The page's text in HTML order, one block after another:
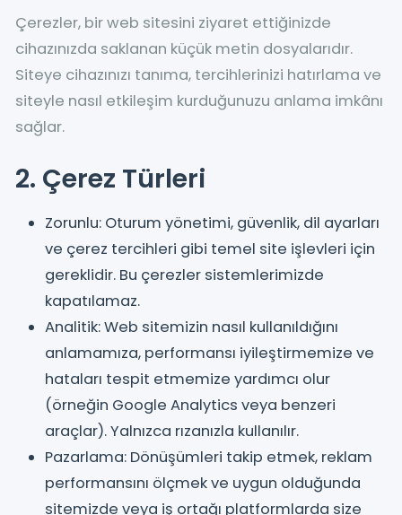
Çerezler, bir web sitesini ziyaret ettiğinizde
cihazınızda saklanan küçük metin dosyalarıdır.
Siteye cihazınızı tanıma, tercihlerinizi hatırlama ve
siteyle nasıl etkileşim kurduğunuzu anlama imkânı
sağlar.
2. Çerez Türleri
Zorunlu: Oturum yönetimi, güvenlik, dil ayarları
ve çerez tercihleri gibi temel site işlevleri için
gereklidir. Bu çerezler sistemlerimizde
kapatılamaz.
Analitik: Web sitemizin nasıl kullanıldığını
anlamamıza, performansı iyileştirmemize ve
hataları tespit etmemize yardımcı olur
(örneğin Google Analytics veya benzeri
araçlar). Yalnızca rızanızla kullanılır.
Pazarlama: Dönüşümleri takip etmek, reklam
performansını ölçmek ve uygun olduğunda
sitemizde veya iş ortağı platformlarda size